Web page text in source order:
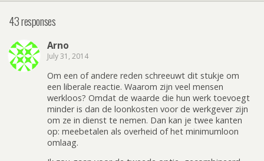
43 responses
Arno
July 31, 2014
Om een of andere reden schreeuwt dit stukje om
een liberale reactie. Waarom zijn veel mensen
werkloos? Omdat de waarde die hun werk toevoegt
minder is dan de loonkosten voor de werkgever zijn
om ze in dienst te nemen. Dan kan je twee kanten
op: meebetalen als overheid of het minimumloon
omlaag.